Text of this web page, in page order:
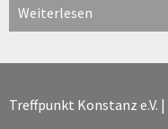
Weiterlesen
Treffpunkt Konstanz e.V. |